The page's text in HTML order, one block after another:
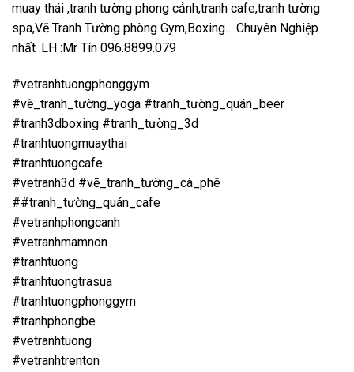
muay thái ,tranh tường phong cảnh,tranh cafe,tranh tường
spa,Vẽ Tranh Tường phòng Gym,Boxing… Chuyên Nghiệp
nhất .LH :Mr Tín 096.8899.079
#vetranhtuongphonggym
#vẽ_tranh_tường_yoga #tranh_tường_quán_beer
#tranh3dboxing #tranh_tường_3d
#tranhtuongmuaythai
#tranhtuongcafe
#vetranh3d #vẽ_tranh_tường_cà_phê
##tranh_tường_quán_cafe
#vetranhphongcanh
#vetranhmamnon
#tranhtuong
#tranhtuongtrasua
#tranhtuongphonggym
#tranhphongbe
#vetranhtuong
#vetranhtrenton